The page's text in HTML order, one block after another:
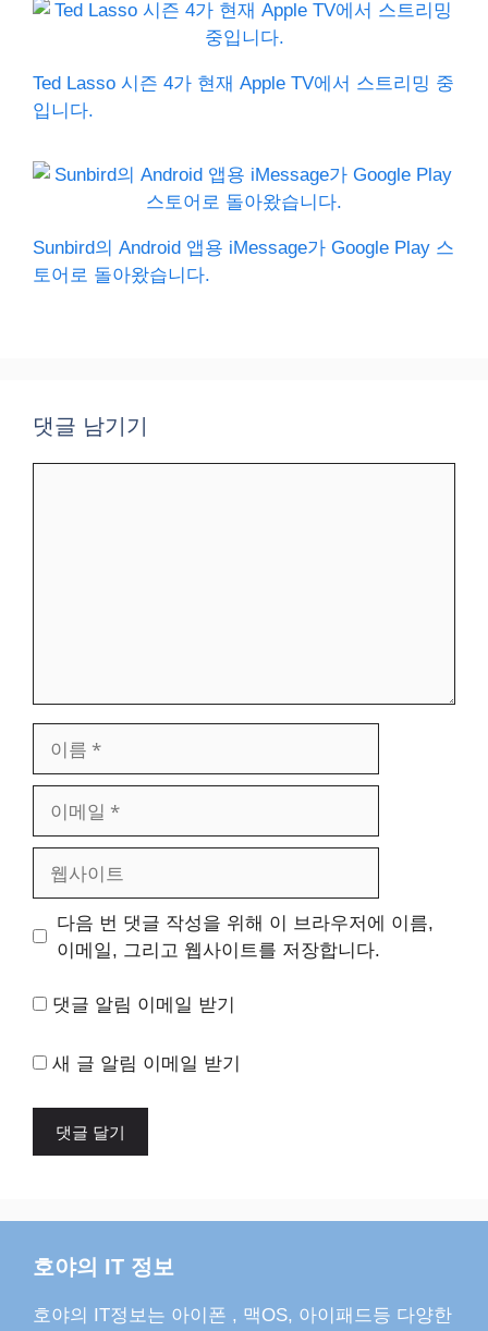
Ted Lasso 시즌 4가 현재 Apple TV에서 스트리밍 중
입니다.
Sunbird의 Android 앱용 iMessage가 Google Play 스
토어로 돌아왔습니다.
댓글 남기기
일
트
다음 번 댓글 작성을 위해 이 브라우저에 이름,
이메일, 그리고 웹사이트를 저장합니다.
댓글 알림 이메일 받기
새 글 알림 이메일 받기
호야의 IT 정보
호야의 IT정보는 아이폰 , 맥OS, 아이패드등 다양한